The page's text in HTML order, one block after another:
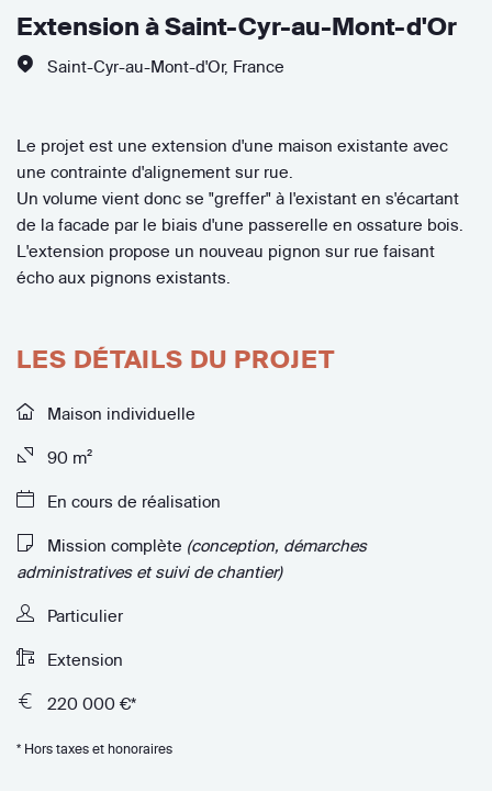
Extension à Saint-Cyr-au-Mont-d'Or
Saint-Cyr-au-Mont-d'Or, France
Le projet est une extension d'une maison existante avec
une contrainte d'alignement sur rue.
Un volume vient donc se "greffer" à l'existant en s'écartant
de la facade par le biais d'une passerelle en ossature bois.
L'extension propose un nouveau pignon sur rue faisant
écho aux pignons existants.
LES DÉTAILS DU PROJET
Maison individuelle
90 m²
En cours de réalisation
Mission complète (conception, démarches
administratives et suivi de chantier)
Particulier
Extension
220 000 €*
* Hors taxes et honoraires